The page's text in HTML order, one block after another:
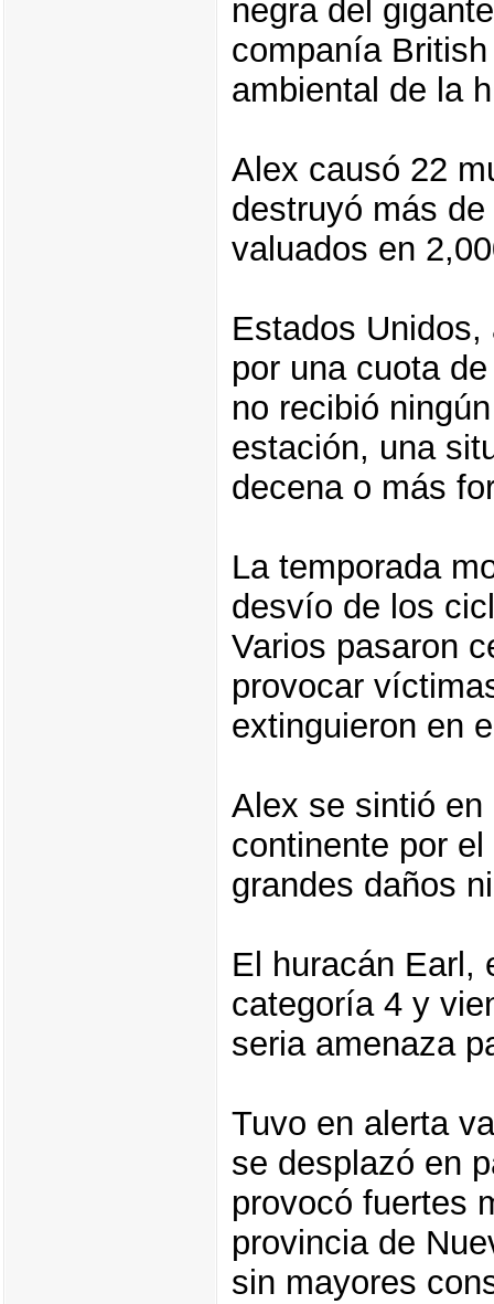
negra del
companía
ambiental de la
Alex causó 22
destruyó más
valuados en
Estados
por una cuota
no recibió
estación, una
decena o más
La temporada
desvío de los
Varios pasaron
provocar
extinguieron en
Alex se sintió en
continente por
grandes daños
El huracán Earl,
categoría 4 y
seria amenaza
Tuvo en alerta
se desplazó en
provocó fuertes
provincia de
sin mayores